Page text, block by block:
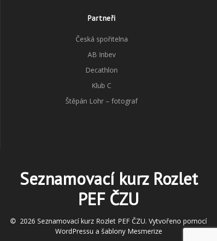
Partneři
Česká spořitelna
AB Inbev
Decathlon
Klub C
Štěpán Lohr – fotograf
Seznamovací kurz Rozlet
PEF ČZU
© 2026 Seznamovací kurz Rozlet PEF ČZU. Vytvořeno pomocí
WordPressu a šablony Mesmerize